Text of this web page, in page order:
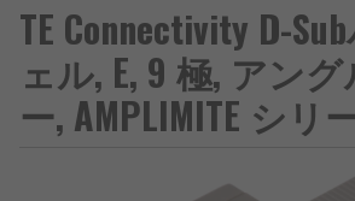
TE Connectivity D-
ェル, E, 9 極, アン
ー, AMPLIMITE シリ